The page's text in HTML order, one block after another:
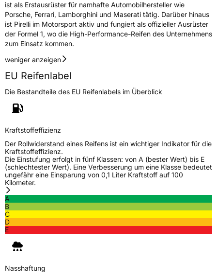
ist als Erstausrüster für namhafte Automobilhersteller wie
Porsche, Ferrari, Lamborghini und Maserati tätig. Darüber hinaus
ist Pirelli im Motorsport aktiv und fungiert als offizieller Ausrüster
der Formel 1, wo die High-Performance-Reifen des Unternehmens
zum Einsatz kommen.
weniger anzeigen
EU Reifenlabel
Die Bestandteile des EU Reifenlabels im Überblick
Kraftstoffeffizienz
Der Rollwiderstand eines Reifens ist ein wichtiger Indikator für die
Kraftstoffeffizienz.
Die Einstufung erfolgt in fünf Klassen: von A (bester Wert) bis E
(schlechtester Wert). Eine Verbesserung um eine Klasse bedeutet
ungefähr eine Einsparung von 0,1 Liter Kraftstoff auf 100
Kilometer.
A
B
C
D
E
Nasshaftung